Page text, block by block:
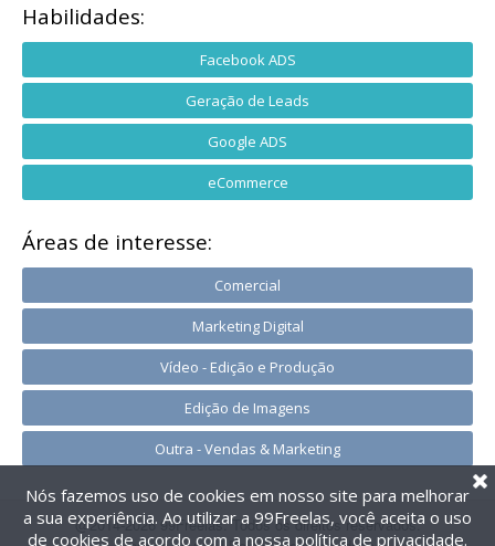
Habilidades:
Facebook ADS
Geração de Leads
Google ADS
eCommerce
Áreas de interesse:
Comercial
Marketing Digital
Vídeo - Edição e Produção
Edição de Imagens
Outra - Vendas & Marketing
@2014-2026 99Freelas. Todos os direitos reservados.
Nós fazemos uso de cookies em nosso site para melhorar
a sua experiência. Ao utilizar a 99Freelas, você aceita o uso
de cookies de acordo com a nossa política de privacidade.